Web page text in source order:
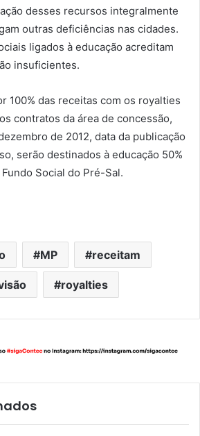
desses recursos integralmente
outras deficiências nas cidades.
ligados à educação acreditam
insuficientes.
100% das receitas com os royalties
contratos da área de concessão,
de 2012, data da publicação
serão destinados à educação 50%
Social do Pré-Sal.
MP receitam
royalties